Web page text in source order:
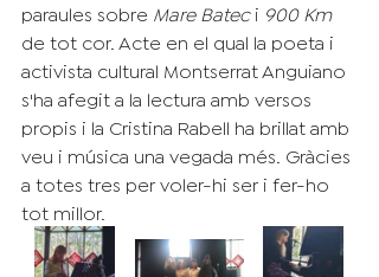
paraules sobre Mare Batec i 900 Km
de tot cor. Acte en el qual la poeta i
activista cultural Montserrat Anguiano
s'ha afegit a la lectura amb versos
propis i la Cristina Rabell ha brillat amb
veu i música una vegada més. Gràcies
a totes tres per voler-hi ser i fer-ho
tot millor.